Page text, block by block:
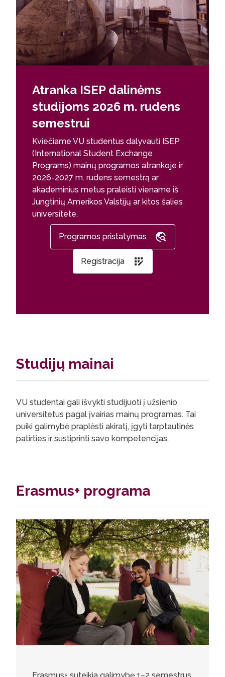
Atranka ISEP dalinėms
studijoms 2026 m. rudens
semestrui
Kviečiame VU studentus dalyvauti ISEP
(International Student Exchange
Programs) mainų programos atrankoje ir
2026-2027 m. rudens semestrą ar
akademinius metus praleisti viename iš
Jungtinių Amerikos Valstijų ar kitos šalies
universitete.
Programos pristatymas
Registracija
Studijų mainai
VU studentai gali išvykti studijuoti į užsienio
universitetus pagal įvairias mainų programas. Tai
puiki galimybė praplėsti akiratį, įgyti tarptautinės
patirties ir sustiprinti savo kompetencijas.
Erasmus+ programa